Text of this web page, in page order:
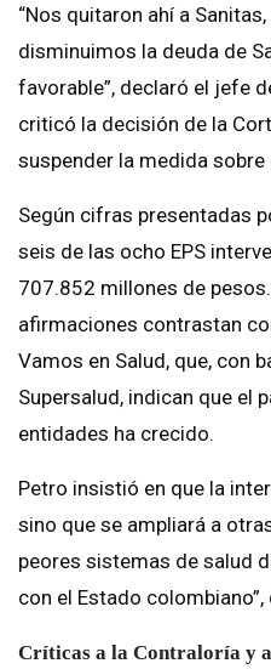
“Nos quitaron ahí a
disminuimos la deuda de
favorable”, declaró el jefe
criticó la decisión de la
suspender la medida sobre
Según cifras presentadas
seis de las ocho EPS
707.852 millones de
afirmaciones contrastan
Vamos en Salud, que, con
Supersalud, indican que el
entidades ha crecido.
Petro insistió en que la
sino que se ampliará a
peores sistemas de salud
con el Estado colombiano”,
Críticas a la Contraloría y